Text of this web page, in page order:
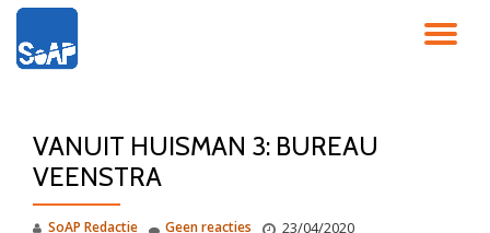
direct
inhoudVANUIT HUISMAN 3: BUREAU
VEENSTRA
SoAP Redactie 23/04/2020
Geen reacties